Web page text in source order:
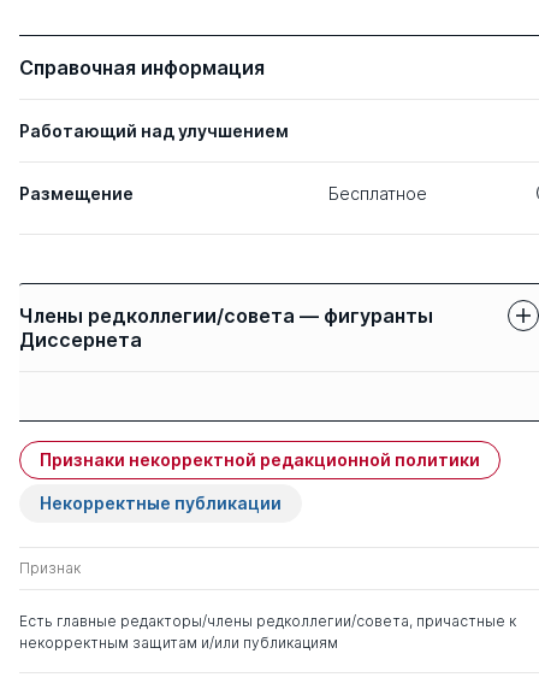
Справочная информация
Работающий над улучшением
Размещение Бесплатное
Члены редколлегии/совета — фигуранты
Диссернета
Гильмеева Римма
Хамидовна
д. пед.н. 0 3
Признаки некорректной редакционной политики
Некорректные публикации
Признак
Есть главные редакторы/члены редколлегии/совета, причастные к
некорректным защитам и/или публикациям